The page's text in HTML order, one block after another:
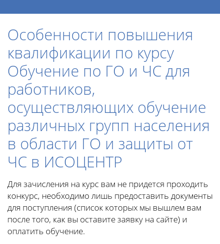
Особенности повышения
квалификации по курсу
Обучение по ГО и ЧС для
работников,
осуществляющих обучение
различных групп населения
в области ГО и защиты от
ЧС в ИСОЦЕНТР
Для зачисления на курс вам не придется проходить
конкурс, необходимо лишь предоставить документы
для поступления (список которых мы вышлем вам
после того, как вы оставите заявку на сайте) и
оплатить обучение.